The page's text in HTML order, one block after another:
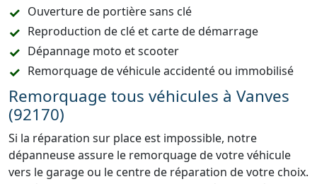
Ouverture de portière sans clé
Reproduction de clé et carte de démarrage
Dépannage moto et scooter
Remorquage de véhicule accidenté ou immobilisé
Remorquage tous véhicules à Vanves
(92170)
Si la réparation sur place est impossible, notre
dépanneuse assure le remorquage de votre véhicule
vers le garage ou le centre de réparation de votre choix.